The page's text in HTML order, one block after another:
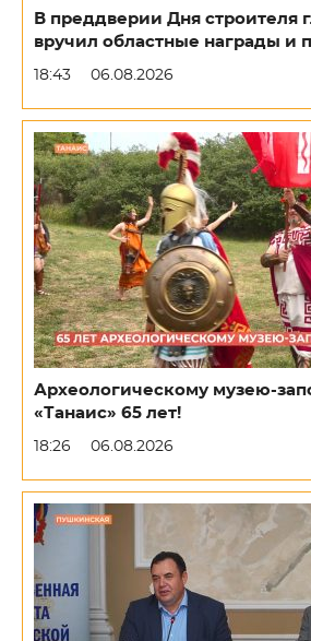
В преддверии Дня строителя
вручил областные награды и
18:43 06.08.2026
Археологическому музею-
«Танаис» 65 лет!
18:26 06.08.2026